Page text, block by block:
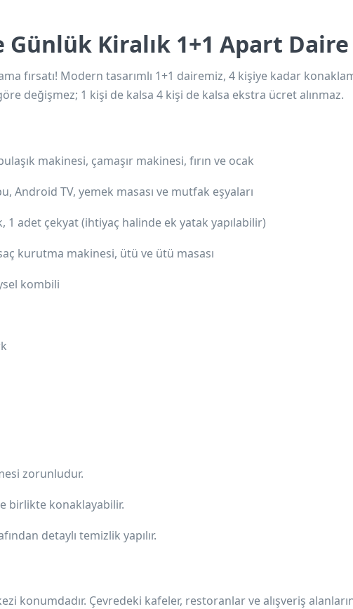
Günlük Kiralık 1+1 Apart Daire
fırsatı! Modern tasarımlı 1+1 dairemiz, 4 kişiye kadar
değişmez; 1 kişi de kalsa 4 kişi de kalsa ekstra ücret alınmaz.
makinesi, çamaşır makinesi, fırın ve ocak
Android TV, yemek masası ve mutfak eşyaları
1 adet çekyat (ihtiyaç halinde ek yatak yapılabilir)
kurutma makinesi, ütü ve ütü masası
kombili
zorunludur.
birlikte konaklayabilir.
detaylı temizlik yapılır.
konumdadır. Çevredeki kafeler, restoranlar ve alışveriş